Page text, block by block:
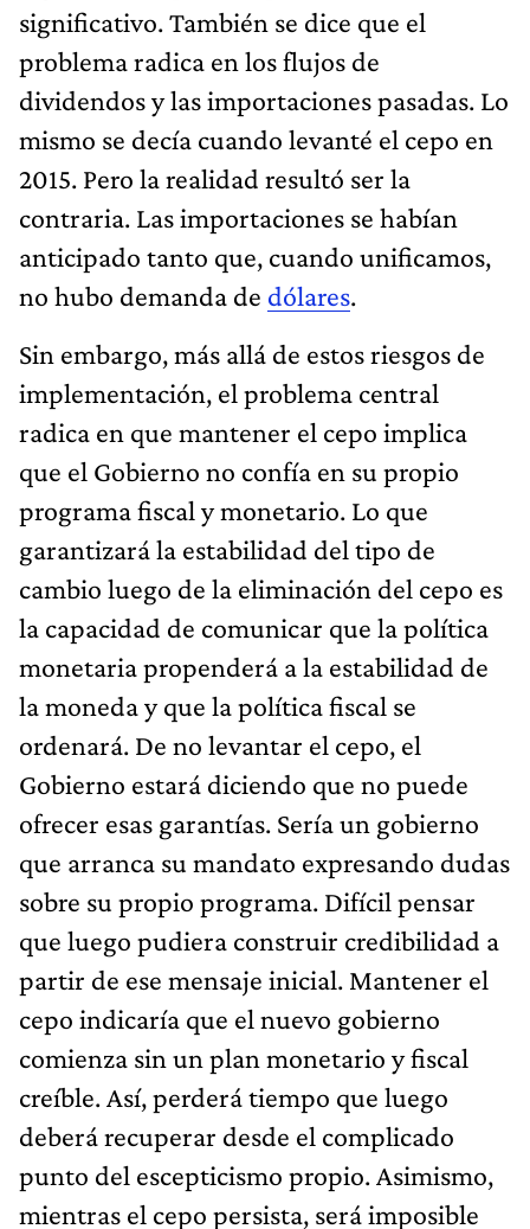
significativo. También se dice que el
problema radica en los flujos de
dividendos y las importaciones pasadas. Lo
mismo se decía cuando levanté el cepo en
2015. Pero la realidad resultó ser la
contraria. Las importaciones se habían
anticipado tanto que, cuando unificamos,
no hubo demanda de dólares.
Sin embargo, más allá de estos riesgos de
implementación, el problema central
radica en que mantener el cepo implica
que el Gobierno no confía en su propio
programa fiscal y monetario. Lo que
garantizará la estabilidad del tipo de
cambio luego de la eliminación del cepo es
la capacidad de comunicar que la política
monetaria propenderá a la estabilidad de
la moneda y que la política fiscal se
ordenará. De no levantar el cepo, el
Gobierno estará diciendo que no puede
ofrecer esas garantías. Sería un gobierno
que arranca su mandato expresando dudas
sobre su propio programa. Difícil pensar
que luego pudiera construir credibilidad a
partir de ese mensaje inicial. Mantener el
cepo indicaría que el nuevo gobierno
comienza sin un plan monetario y fiscal
creíble. Así, perderá tiempo que luego
deberá recuperar desde el complicado
punto del escepticismo propio. Asimismo,
mientras el cepo persista, será imposible